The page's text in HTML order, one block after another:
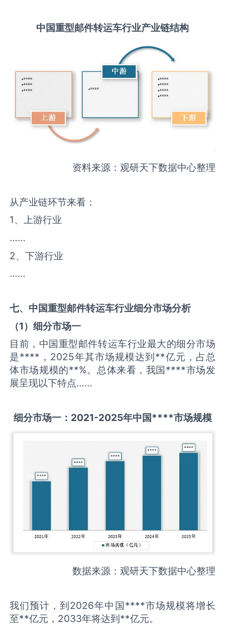
中国重型邮件转运车行业产业链结构
资料来源：观研天下数据中心整理
从产业链环节来看：
1、上游行业
……
2、下游行业
……
七、中国重型邮件转运车行业细分市场分析
（1）细分市场一
目前，中国重型邮件转运车行业最大的细分市场
是****，2025年其市场规模达到**亿元，占总
体市场规模的**%。总体来看，我国****市场发
展呈现以下特点……
细分市场一： 2021-2025年中国****市场规模
数据来源：观研天下数据中心整理
我们预计，到2026年中国****市场规模将增长
至**亿元，2033年将达到**亿元。